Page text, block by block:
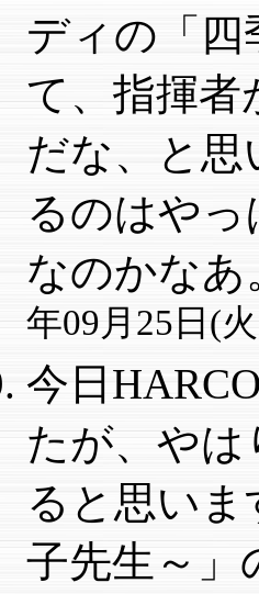
ディの「四
て、指揮者
だな、と
るのはや
なのかなあ
年09月25日(
今日
たが、や
ると思い
子先生～」